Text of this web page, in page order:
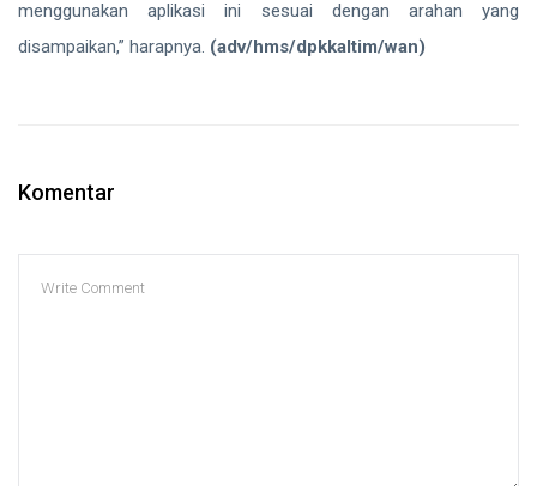
menggunakan aplikasi ini sesuai dengan arahan yang
disampaikan,” harapnya. (adv/hms/dpkkaltim/wan)
Komentar